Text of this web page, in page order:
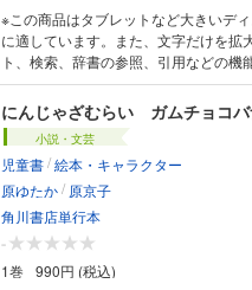
※この商品はタブレットなど大きいデ
に適しています。また、文字だけを拡
ト、検索、辞書の参照、引用などの機能が使用
象が起こる理由を、小学１年生の主人
が１２話。それぞれの現象の確かめ
自分で自然現象の理由を確かめ、理解
るきっかけとなる本です。
にんじゃざむらい ガムチョコ
小説・文芸
児童書/絵本・キャラクター
原ゆたか/ 原京子
角川書店単行本
-
1巻 990円 (税込)